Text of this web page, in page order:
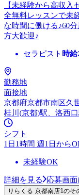
【未経験から高収
全無料レッスンで未
な時間に働ける♪60
方大歓迎♪
セラピスト 時給
勤務地
面接地
京都府京都市南区久
桂川(京都)駅、洛西
シフト
1日1時間 週1日から
未経験OK
詳細を見る 応募画
りらくる 京都南店1のそ